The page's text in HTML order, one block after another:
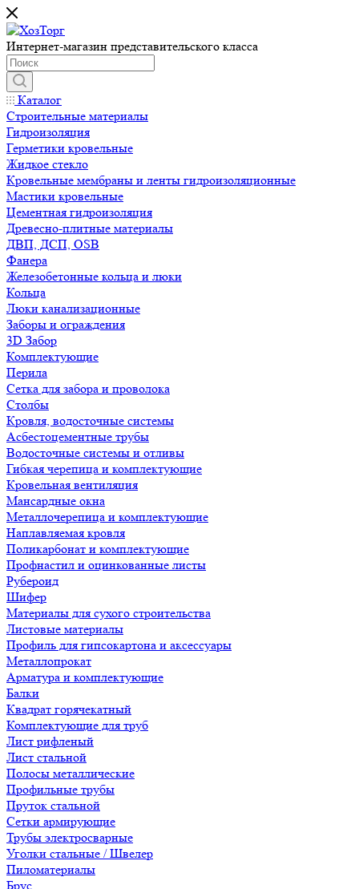
Интернет-магазин представительского класса
Каталог
Строительные материалы
Гидроизоляция
Герметики кровельные
Жидкое стекло
Кровельные мембраны и ленты гидроизоляционные
Мастики кровельные
Цементная гидроизоляция
Древесно-плитные материалы
ДВП, ДСП, OSB
Фанера
Железобетонные кольца и люки
Кольца
Люки канализационные
Заборы и ограждения
3D Забор
Комплектующие
Перила
Сетка для забора и проволока
Столбы
Кровля, водосточные системы
Асбестоцементные трубы
Водосточные системы и отливы
Гибкая черепица и комплектующие
Кровельная вентиляция
Мансардные окна
Металлочерепица и комплектующие
Наплавляемая кровля
Поликарбонат и комплектующие
Профнастил и оцинкованные листы
Рубероид
Шифер
Материалы для сухого строительства
Листовые материалы
Профиль для гипсокартона и аксессуары
Металлопрокат
Арматура и комплектующие
Балки
Квадрат горячекатный
Комплектующие для труб
Лист рифленый
Лист стальной
Полосы металлические
Профильные трубы
Пруток стальной
Сетки армирующие
Трубы электросварные
Уголки стальные / Швелер
Пиломатериалы
Брус